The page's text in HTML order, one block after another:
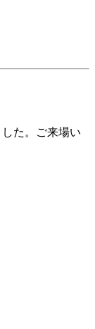
た。ご来場い